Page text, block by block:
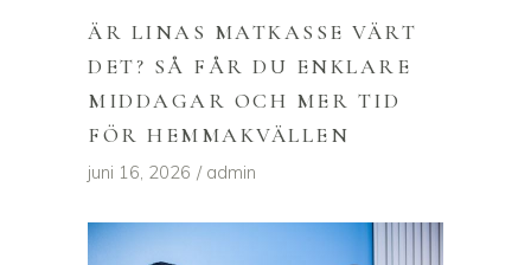
ÄR LINAS MATKASSE VÄRT
DET? SÅ FÅR DU ENKLARE
MIDDAGAR OCH MER TID
FÖR HEMMAKVÄLLEN
juni 16, 2026 admin